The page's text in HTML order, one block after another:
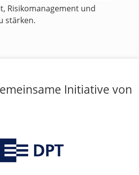
Risikomanagement und
stärken.
Initiative von